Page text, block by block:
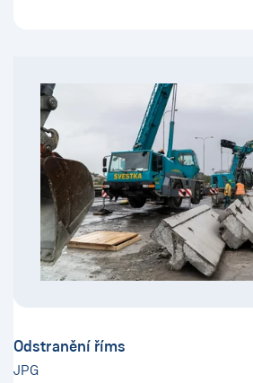
Odstranění říms
JPG